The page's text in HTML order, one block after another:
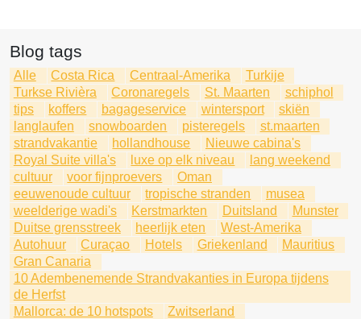
Blog tags
Alle Costa Rica Centraal-Amerika
Turkije
Turkse Rivièra
Coronaregels St. Maarten
schiphol
tips
koffers bagageservice wintersport
skiën
langlaufen
snowboarden pisteregels
st.maarten
strandvakantie
hollandhouse
Nieuwe cabina's
Royal Suite villa's
luxe op elk niveau
lang weekend
cultuur
voor fijnproevers
Oman
eeuwenoude cultuur
tropische stranden
musea
weelderige wadi's
Kerstmarkten Duitsland
Munster
Duitse grensstreek
heerlijk eten
West-Amerika
Autohuur
Curaçao Hotels Griekenland
Mauritius
Gran Canaria
10 Adembenemende Strandvakanties in Europa tijdens
de Herfst
Mallorca: de 10 hotspots
Zwitserland